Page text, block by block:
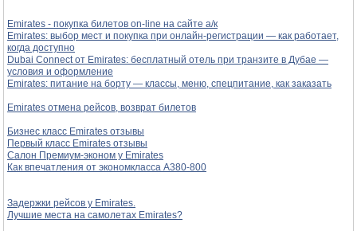
Emirates - покупка билетов on-line на сайте а/к
Emirates: выбор мест и покупка при онлайн-регистрации — как работает,
когда доступно
Dubai Connect от Emirates: бесплатный отель при транзите в Дубае —
условия и оформление
Emirates: питание на борту — классы, меню, спецпитание, как заказать
Emirates отмена рейсов, возврат билетов
Бизнес класс Emirates отзывы
Первый класс Emirates отзывы
Салон Премиум-эконом у Emirates
Как впечатления от экономкласса A380-800
Задержки рейсов у Emirates.
Лучшие места на самолетах Emirates?